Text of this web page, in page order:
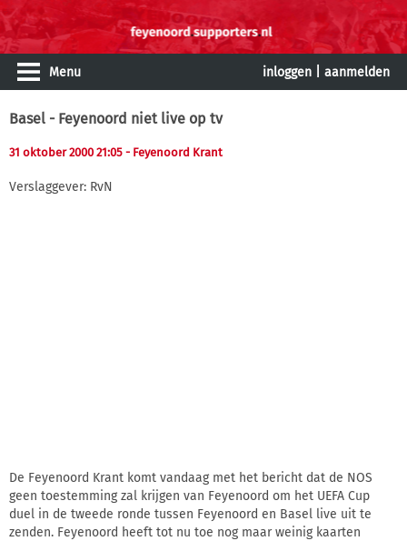
Menu inloggen aanmelden
Basel - Feyenoord niet live op tv
31 oktober 2000 21:05 - Feyenoord Krant
Verslaggever: RvN
De Feyenoord Krant komt vandaag met het bericht dat de NOS
geen toestemming zal krijgen van Feyenoord om het UEFA Cup
duel in de tweede ronde tussen Feyenoord en Basel live uit te
zenden. Feyenoord heeft tot nu toe nog maar weinig kaarten